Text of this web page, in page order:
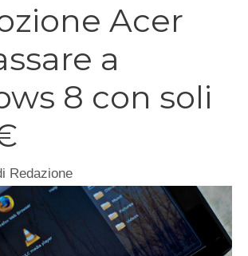
Acer
a
8 con soli
Redazione